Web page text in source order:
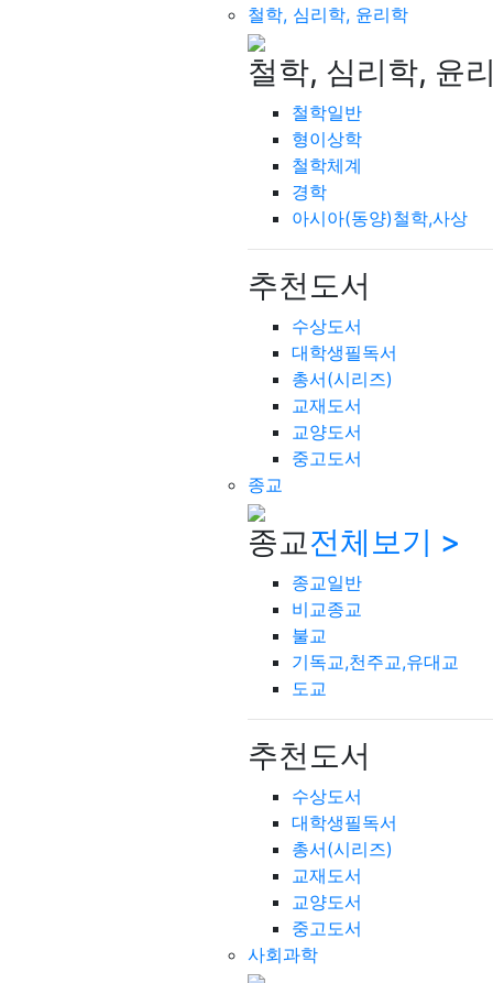
철학, 심리학, 윤리학
철학, 심리학, 윤
철학일반
형이상학
철학체계
경학
아시아(동양)철학,사상
추천도서
수상도서
대학생필독서
총서(시리즈)
교재도서
교양도서
중고도서
종교
종교전체보기 >
종교일반
비교종교
불교
기독교,천주교,유대교
도교
추천도서
수상도서
대학생필독서
총서(시리즈)
교재도서
교양도서
중고도서
사회과학